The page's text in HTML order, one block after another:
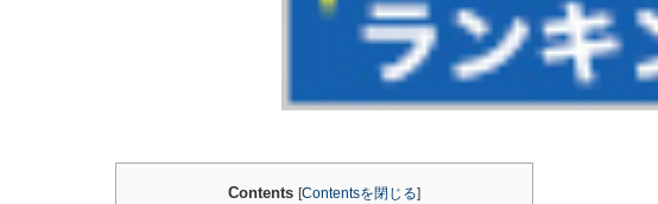
Contents [Contentsを閉じる]